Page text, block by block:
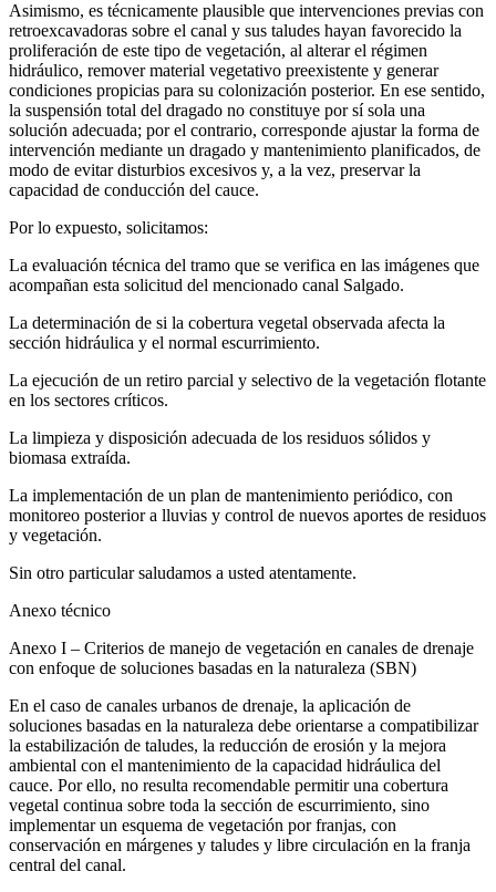
Asimismo, es técnicamente plausible que intervenciones previas con
retroexcavadoras sobre el canal y sus taludes hayan favorecido la
proliferación de este tipo de vegetación, al alterar el régimen
hidráulico, remover material vegetativo preexistente y generar
condiciones propicias para su colonización posterior. En ese sentido,
la suspensión total del dragado no constituye por sí sola una
solución adecuada; por el contrario, corresponde ajustar la forma de
intervención mediante un dragado y mantenimiento planificados, de
modo de evitar disturbios excesivos y, a la vez, preservar la
capacidad de conducción del cauce.
Por lo expuesto, solicitamos:
La evaluación técnica del tramo que se verifica en las imágenes que
acompañan esta solicitud del mencionado canal Salgado.
La determinación de si la cobertura vegetal observada afecta la
sección hidráulica y el normal escurrimiento.
La ejecución de un retiro parcial y selectivo de la vegetación flotante
en los sectores críticos.
La limpieza y disposición adecuada de los residuos sólidos y
biomasa extraída.
La implementación de un plan de mantenimiento periódico, con
monitoreo posterior a lluvias y control de nuevos aportes de residuos
y vegetación.
Sin otro particular saludamos a usted atentamente.
Anexo técnico
Anexo I – Criterios de manejo de vegetación en canales de drenaje
con enfoque de soluciones basadas en la naturaleza (SBN)
En el caso de canales urbanos de drenaje, la aplicación de
soluciones basadas en la naturaleza debe orientarse a compatibilizar
la estabilización de taludes, la reducción de erosión y la mejora
ambiental con el mantenimiento de la capacidad hidráulica del
cauce. Por ello, no resulta recomendable permitir una cobertura
vegetal continua sobre toda la sección de escurrimiento, sino
implementar un esquema de vegetación por franjas, con
conservación en márgenes y taludes y libre circulación en la franja
central del canal.